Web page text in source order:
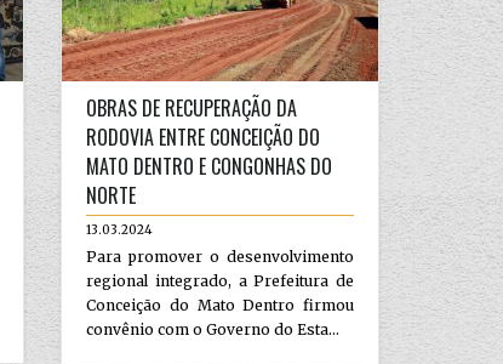
OBRAS DE RECUPERAÇÃO DA
RODOVIA ENTRE CONCEIÇÃO DO
MATO DENTRO E CONGONHAS DO
NORTE
13.03.2024
Para promover o desenvolvimento
regional integrado, a Prefeitura de
Conceição do Mato Dentro firmou
convênio com o Governo do Esta...